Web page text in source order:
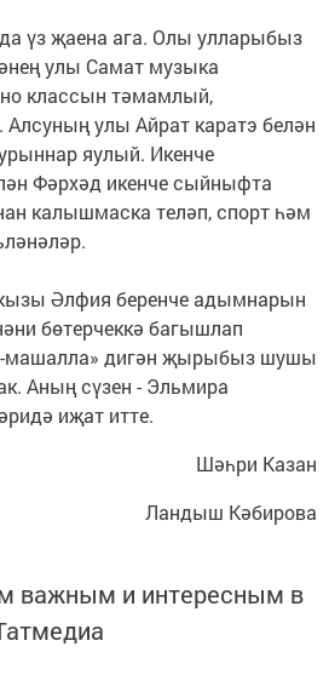
үз җаена ага. Олы улларыбыз
улы Самат музыка
классын тәмамлый,
улы Айрат каратэ белән
яулый. Икенче
Фәрхәд икенче сыйныфта
калышмаска теләп, спорт һәм
Әлфия беренче адымнарын
бөтерчеккә багышлап
машалла» дигән җырыбыз шушы
Аның сүзен - Эльмира
иҗат итте.
Шәһри Казан
Ландыш Кәбирова
важным и интересным в